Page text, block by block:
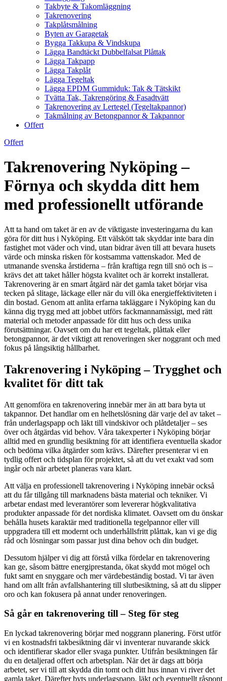
Takbyte & Takomläggning
Takrenovering
Takplåtsmålning
Byten av Garagetak
Bygga Takkupa & Vindskupa
Lägga Bandtäckt Dubbelfalsat Plåttak
Lägga Takpapp
Lägga Takplåt
Lägga Tegeltak
Lägga EPDM Gummiduk: Tak & Tätskikt
Tvätta Tak, Takrengöring & Fasadtvätt
Takrenovering av Lertegel (Tegeltakpannor)
Takmålning av Betongpannor & Takpannor
Offert
Offert
Takrenovering Nyköping –
Förnya och skydda ditt hem
med professionellt utförande
Att ta hand om taket är en av de viktigaste investeringarna du kan
göra för ditt hus i Nyköping. Ett välskött tak skyddar inte bara din
fastighet mot väder och vind, utan bidrar även till att bevara husets
värde och minska risken för kostsamma vattenskador. Med de
utmanande svenska årstiderna – från kraftiga regn till snö och is –
krävs det att taket håller högsta kvalitet och är korrekt installerat.
Takrenovering är en smart åtgärd när det gamla taket börjar visa
tecken på slitage, läckage eller när du vill öka energieffektiviteten i
din bostad. Genom att anlita erfarna takläggare i Nyköping kan du
känna dig trygg med att jobbet utförs fackmannamässigt, med rätt
material och metoder anpassade för ditt hus och dess unika
förutsättningar. Oavsett om du har ett tegeltak, plåttak eller
betongpannor, är det viktigt att renoveringen sker noggrant och med
fokus på långsiktig hållbarhet.
Takrenovering i Nyköping – Trygghet och
kvalitet för ditt tak
Att genomföra en takrenovering innebär mer än att bara byta ut
takpannor. Det handlar om en helhetslösning där varje del av taket –
från underlagspapp och läkt till vindskivor och plåtdetaljer – ses
över och åtgärdas vid behov. Våra takexperter i Nyköping börjar
alltid med en grundlig besiktning för att identifiera eventuella skador
och bedöma vilka åtgärder som krävs. Därefter presenterar vi en
tydlig offert och tidsplan för projektet, så att du vet exakt vad som
ingår och när arbetet planeras vara klart.
Att välja en professionell takrenovering i Nyköping innebär också
att du får tillgång till marknadens bästa material och tekniker. Vi
arbetar endast med leverantörer som levererar högkvalitativa
produkter anpassade för det nordiska klimatet. Oavsett om du önskar
behålla husets karaktär med traditionella tegelpannor eller vill
uppgradera till ett modernt och underhållsfritt plåttak, kan vi ge dig
råd och lösningar som passar just dina behov och din budget.
Dessutom hjälper vi dig att förstå vilka fördelar en takrenovering
kan ge, såsom bättre energiprestanda, ökat skydd mot mögel och
fukt samt en snyggare och mer värdebeständig bostad. Vi tar även
hand om allt från avfallshantering till slutbesiktning, så att du slipper
oro och kan fokusera på annat under renoveringen.
Så går en takrenovering till – Steg för steg
En lyckad takrenovering börjar med noggrann planering. Först utför
vi en kostnadsfri takbesiktning där vi inventerar nuvarande skick
och identifierar skador eller svaga punkter. Utifrån besiktningen får
du en detaljerad offert och arbetsplan. När det är dags att börja
arbetet, ser vi till att skydda din tomt och ditt hus innan vi river det
gamla taket. Därefter byts underlagspapp, läkt och eventuellt råspont